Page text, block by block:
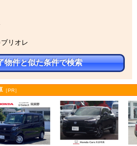
リオレ
物件と似た条件で検索
［PR］